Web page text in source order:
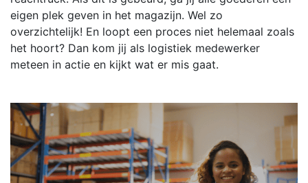
eigen plek geven in het magazijn. Wel zo
overzichtelijk! En loopt een proces niet helemaal zoals
het hoort? Dan kom jij als logistiek medewerker
meteen in actie en kijkt wat er mis gaat.